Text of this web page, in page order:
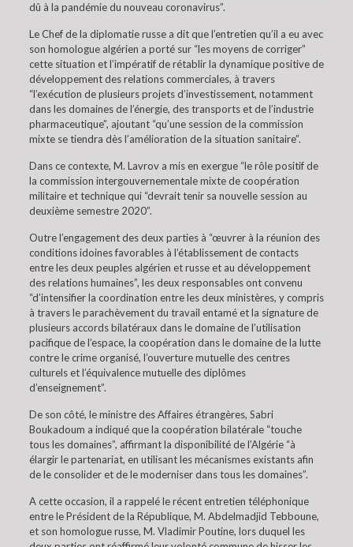
dû à la pandémie du nouveau coronavirus”.
Le Chef de la diplomatie russe a dit que l’entretien qu’il a eu avec
son homologue algérien a porté sur “les moyens de corriger”
cette situation et l’impératif de rétablir la dynamique positive de
développement des relations commerciales, à travers
“l’exécution de plusieurs projets d’investissement, notamment
dans les domaines de l’énergie, des transports et de l’industrie
pharmaceutique”, ajoutant “qu’une session de la commission
mixte se tiendra dès l’amélioration de la situation sanitaire”.
Dans ce contexte, M. Lavrov a mis en exergue “le rôle positif de
la commission intergouvernementale mixte de coopération
militaire et technique qui “devrait tenir sa nouvelle session au
deuxième semestre 2020”.
Outre l’engagement des deux parties à “œuvrer à la réunion des
conditions idoines favorables à l’établissement de contacts
entre les deux peuples algérien et russe et au développement
des relations humaines”, les deux responsables ont convenu
“d’intensifier la coordination entre les deux ministères, y compris
à travers le parachèvement du travail entamé et la signature de
plusieurs accords bilatéraux dans le domaine de l’utilisation
pacifique de l’espace, la coopération dans le domaine de la lutte
contre le crime organisé, l’ouverture mutuelle des centres
culturels et l’équivalence mutuelle des diplômes
d’enseignement”.
De son côté, le ministre des Affaires étrangères, Sabri
Boukadoum a indiqué que la coopération bilatérale “touche
tous les domaines”, affirmant la disponibilité de l’Algérie “à
élargir le partenariat, en utilisant les mécanismes existants afin
de le consolider et de le moderniser dans tous les domaines”.
A cette occasion, il a rappelé le récent entretien téléphonique
entre le Président de la République, M. Abdelmadjid Tebboune,
et son homologue russe, M. Vladimir Poutine, lors duquel les